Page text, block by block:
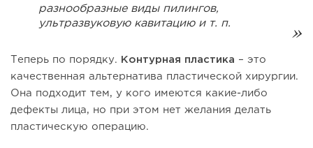
разнообразные виды пилингов,
ультразвуковую кавитацию и т. п.
Теперь по порядку. Контурная пластика – это
качественная альтернатива пластической хирургии.
Она подходит тем, у кого имеются какие-либо
дефекты лица, но при этом нет желания делать
пластическую операцию.